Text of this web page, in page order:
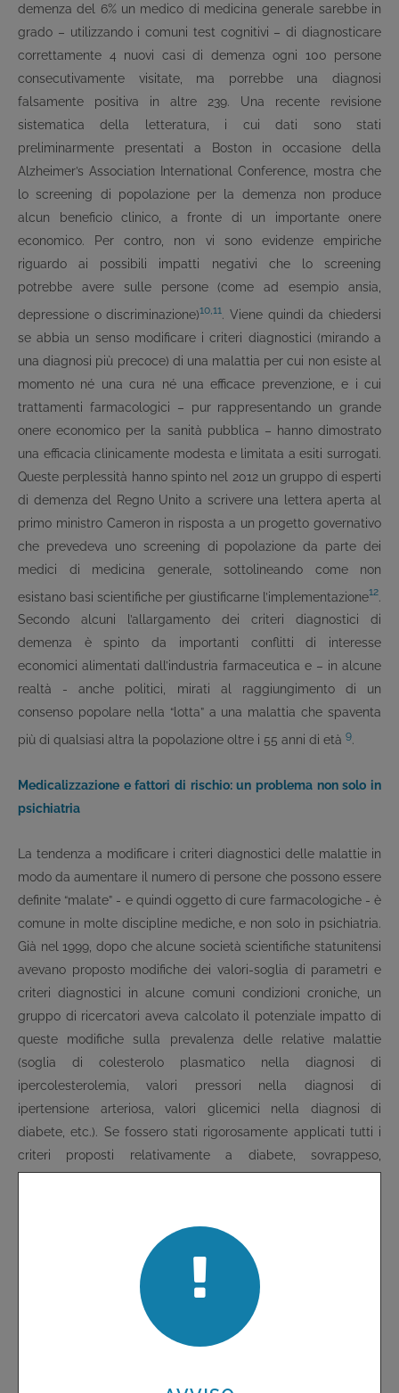
demenza del 6% un medico di medicina generale sarebbe in
grado – utilizzando i comuni test cognitivi – di diagnosticare
correttamente 4 nuovi casi di demenza ogni 100 persone
consecutivamente visitate, ma porrebbe una diagnosi
falsamente positiva in altre 239. Una recente revisione
sistematica della letteratura, i cui dati sono stati
preliminarmente presentati a Boston in occasione della
Alzheimer’s Association International Conference, mostra che
lo screening di popolazione per la demenza non produce
alcun beneficio clinico, a fronte di un importante onere
economico. Per contro, non vi sono evidenze empiriche
riguardo ai possibili impatti negativi che lo screening
potrebbe avere sulle persone (come ad esempio ansia,
depressione o discriminazione)10,11. Viene quindi da chiedersi
se abbia un senso modificare i criteri diagnostici (mirando a
una diagnosi più precoce) di una malattia per cui non esiste al
momento né una cura né una efficace prevenzione, e i cui
trattamenti farmacologici – pur rappresentando un grande
onere economico per la sanità pubblica – hanno dimostrato
una efficacia clinicamente modesta e limitata a esiti surrogati.
Queste perplessità hanno spinto nel 2012 un gruppo di esperti
di demenza del Regno Unito a scrivere una lettera aperta al
primo ministro Cameron in risposta a un progetto governativo
che prevedeva uno screening di popolazione da parte dei
medici di medicina generale, sottolineando come non
esistano basi scientifiche per giustificarne l’implementazione12
Secondo alcuni l’allargamento dei criteri diagnostici di
demenza è spinto da importanti conflitti di interesse
economici alimentati dall’industria farmaceutica e – in alcune
realtà - anche politici, mirati al raggiungimento di un
consenso popolare nella “lotta” a una malattia che spaventa
più di qualsiasi altra la popolazione oltre i 55 anni di età 9.
Medicalizzazione e fattori di rischio: un problema non solo in
psichiatria
La tendenza a modificare i criteri diagnostici delle malattie in
modo da aumentare il numero di persone che possono essere
definite “malate” - e quindi oggetto di cure farmacologiche - è
comune in molte discipline mediche, e non solo in psichiatria.
Già nel 1999, dopo che alcune società scientifiche statunitensi
avevano proposto modifiche dei valori-soglia di parametri e
criteri diagnostici in alcune comuni condizioni croniche, un
gruppo di ricercatori aveva calcolato il potenziale impatto di
queste modifiche sulla prevalenza delle relative malattie
(soglia di colesterolo plasmatico nella diagnosi di
ipercolesterolemia, valori pressori nella diagnosi di
ipertensione arteriosa, valori glicemici nella diagnosi di
diabete, etc.). Se fossero stati rigorosamente applicati tutti i
criteri proposti relativamente a diabete, sovrappeso,
“malati” di almeno una delle 4 condizioni
I criteri diagnostici vengono generalmente “allargati” con lo
scopo dichiarato di migliorare i livelli di salute: abbassare le
soglie che definiscono uno stato di malattia consente di
aumentare il numero di persone che - ricevendo una diagnosi
conseguenze a lungo termine delle condizioni croniche.